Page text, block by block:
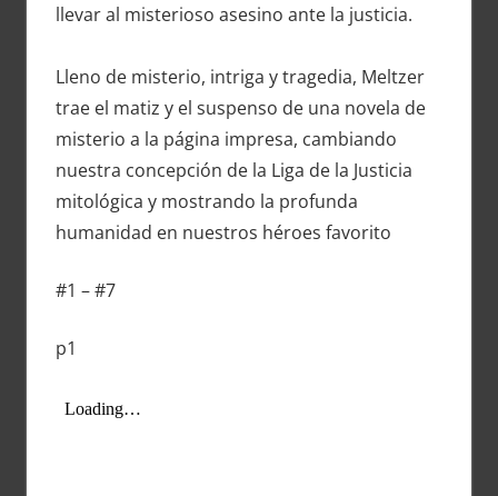
llevar al misterioso asesino ante la justicia.
Lleno de misterio, intriga y tragedia, Meltzer
trae el matiz y el suspenso de una novela de
misterio a la página impresa, cambiando
nuestra concepción de la Liga de la Justicia
mitológica y mostrando la profunda
humanidad en nuestros héroes favorito
#1 – #7
p1